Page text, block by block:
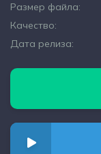
Размер файла:
Качество:
Дата релиза: